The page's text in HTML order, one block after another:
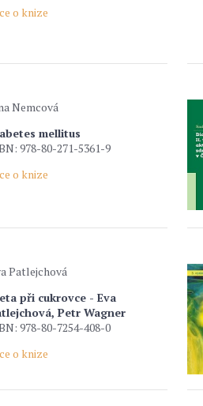
o knize
Nemcová
mellitus
978-80-271-5361-9
o knize
Patlejchová
při cukrovce - Eva
Petr Wagner
978-80-7254-408-0
o knize